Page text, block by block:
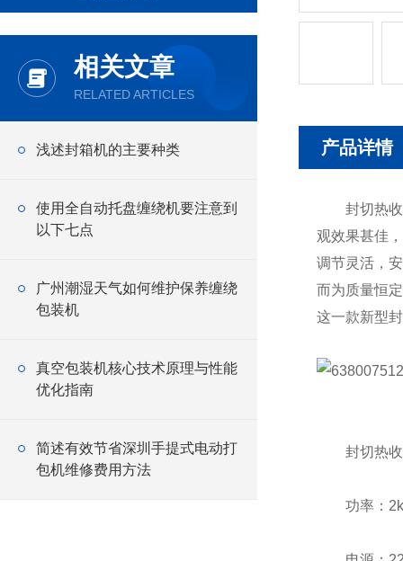
相关文章
RELATED ARTICLES
浅述封箱机的主要种类
使用全自动托盘缠绕机要注意到
以下七点
广州潮湿天气如何维护保养缠绕
包装机
真空包装机核心技术原理与性能
优化指南
简述有效节省深圳手提式电动打
包机维修费用方法
产品详情
封切热收缩
观效果甚佳
调节灵活，
而为质量恒
这一款新型
封切热收
功率：